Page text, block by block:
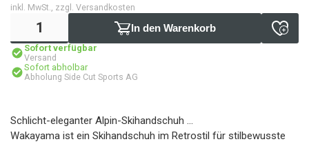
inkl. MwSt., zzgl. Versandkosten
In den Warenkorb
Sofort verfügbar
Versand
Sofort abholbar
Abholung Side Cut Sports AG
Schlicht-eleganter Alpin-Skihandschuh ...
Wakayama ist ein Skihandschuh im Retrostil für stilbewusste